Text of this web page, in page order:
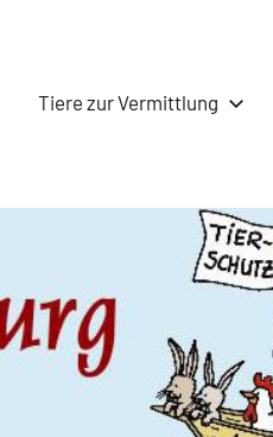
Tiere zur Vermittlung